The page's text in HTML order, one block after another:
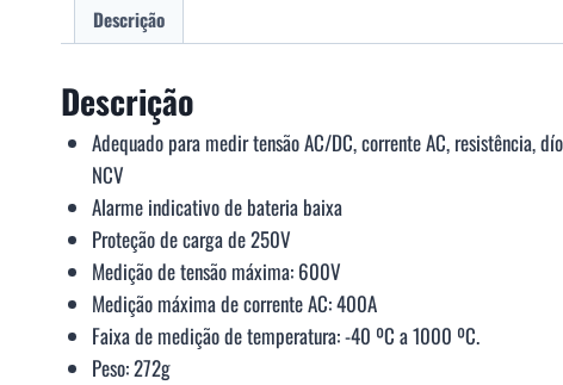
Descrição
Descrição
Adequado para medir tensão AC/DC, corrente AC, resistência,
NCV
Alarme indicativo de bateria baixa
Proteção de carga de 250V
Medição de tensão máxima: 600V
Medição máxima de corrente AC: 400A
Faixa de medição de temperatura: -40 ºC a 1000 ºC.
Peso: 272g